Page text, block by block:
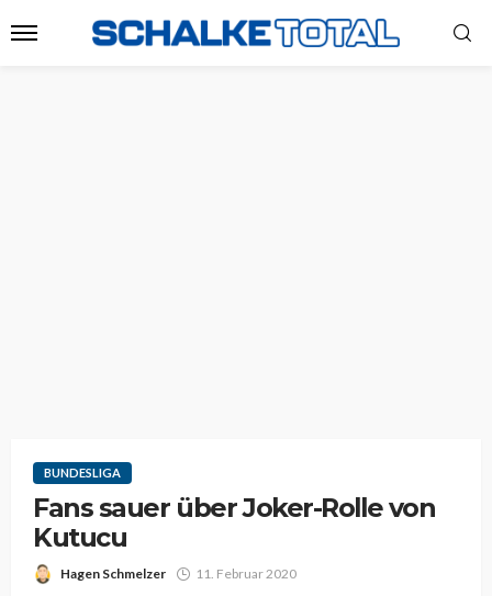
BUNDESLIGA
Fans sauer über Joker-Rolle von
Kutucu
Hagen Schmelzer 11. Februar 2020